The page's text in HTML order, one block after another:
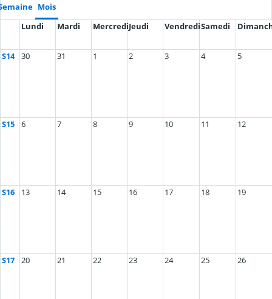
Mois
Lundi
Mardi MercrediJeudi VendrediSamedi
S14 30 31 1 2 3 4 5
S15 6 7 8 9 10 11 12
S16 13 14 15 16 17 18 19
S17 20 21 22 23 24 25 26